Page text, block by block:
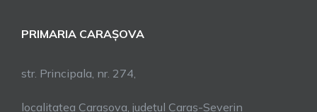
PRIMARIA CARAȘOVA
str. Principala, nr. 274,
localitatea Carașova, județul Caraș-Severin